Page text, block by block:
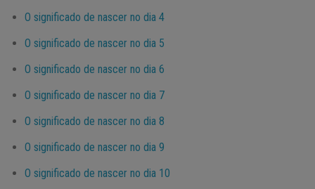
O significado de nascer no dia 4
O significado de nascer no dia 5
O significado de nascer no dia 6
O significado de nascer no dia 7
O significado de nascer no dia 8
O significado de nascer no dia 9
O significado de nascer no dia 10